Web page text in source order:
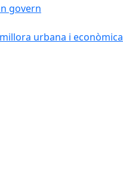
govern
urbana i econòmica